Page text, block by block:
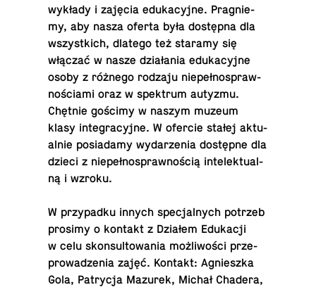
wykłady i zajęcia edu­ka­cyj­ne. Pra­gnie­
my, aby nasza oferta była do­stęp­na dla
wszyst­kich, dlatego też staramy się
włączać w nasze dzia­ła­nia edu­ka­cyj­ne
osoby z różnego rodzaju nie­peł­no­spraw­
no­ścia­mi oraz w spek­trum autyzmu.
Chętnie gościmy w naszym muzeum
klasy in­te­gra­cyj­ne. W ofercie stałej ak­tu­
al­nie posiadamy wy­da­rze­nia dostępne dla
dzieci z nie­peł­no­spraw­no­ścią in­te­lek­tu­al­
ną i wzroku.
W przy­pad­ku innych spe­cjal­nych potrzeb
prosimy o kontakt z Działem Edu­ka­cji
w celu skon­sul­to­wa­nia moż­li­wo­ści prze­
pro­wa­dze­nia zajęć. Kontakt: Agniesz­ka
Gola, Pa­try­cja Mazurek, Michał Chadera,